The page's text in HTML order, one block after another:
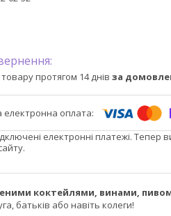
протягом 14 днів за
електронні платежі.
коктейлями, винами, пивом,
батьків або навіть колеги!